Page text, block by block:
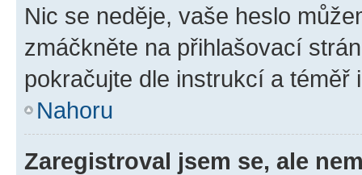
Nic se neděje, vaše heslo
zmáčkněte na přihlašovací
pokračujte dle instrukcí a téměř
Nahoru
Zaregistroval jsem se, ale